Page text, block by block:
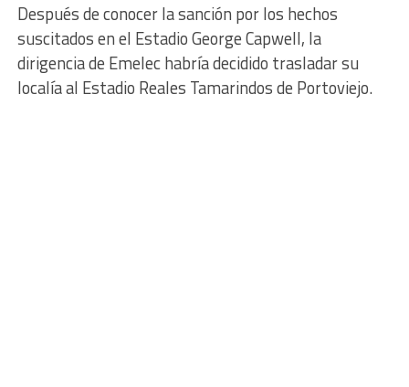
Después de conocer la sanción por los hechos
suscitados en el Estadio George Capwell, la
dirigencia de Emelec habría decidido trasladar su
localía al Estadio Reales Tamarindos de Portoviejo.